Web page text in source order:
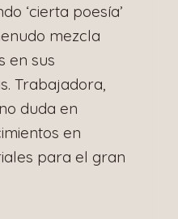
‘cierta poesía’
mezcla
en sus
Trabajadora,
duda en
en
para el gran